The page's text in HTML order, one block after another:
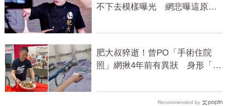
不下去模樣曝光 網悲曝這原因
肥大叔猝逝！曾PO「手術住院
照」網揪4年前有異狀 身形「對
Recommended by